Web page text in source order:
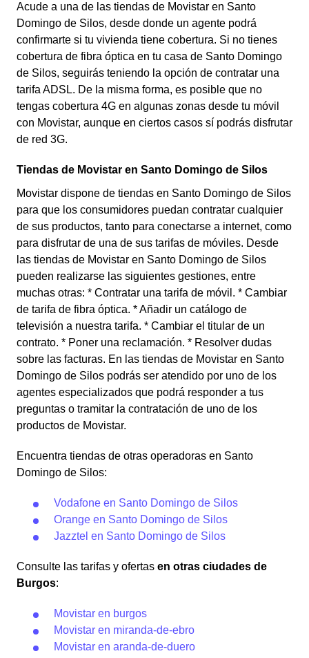
Acude a una de las tiendas de Movistar en Santo
Domingo de Silos, desde donde un agente podrá
confirmarte si tu vivienda tiene cobertura. Si no tienes
cobertura de fibra óptica en tu casa de Santo Domingo
de Silos, seguirás teniendo la opción de contratar una
tarifa ADSL. De la misma forma, es posible que no
tengas cobertura 4G en algunas zonas desde tu móvil
con Movistar, aunque en ciertos casos sí podrás disfrutar
de red 3G.
Tiendas de Movistar en Santo Domingo de Silos
Movistar dispone de tiendas en Santo Domingo de Silos
para que los consumidores puedan contratar cualquier
de sus productos, tanto para conectarse a internet, como
para disfrutar de una de sus tarifas de móviles. Desde
las tiendas de Movistar en Santo Domingo de Silos
pueden realizarse las siguientes gestiones, entre
muchas otras: * Contratar una tarifa de móvil. * Cambiar
de tarifa de fibra óptica. * Añadir un catálogo de
televisión a nuestra tarifa. * Cambiar el titular de un
contrato. * Poner una reclamación. * Resolver dudas
sobre las facturas. En las tiendas de Movistar en Santo
Domingo de Silos podrás ser atendido por uno de los
agentes especializados que podrá responder a tus
preguntas o tramitar la contratación de uno de los
productos de Movistar.
Encuentra tiendas de otras operadoras en Santo
Domingo de Silos:
Vodafone en Santo Domingo de Silos
Orange en Santo Domingo de Silos
Jazztel en Santo Domingo de Silos
Consulte las tarifas y ofertas en otras ciudades de
Burgos:
Movistar en burgos
Movistar en miranda-de-ebro
Movistar en aranda-de-duero